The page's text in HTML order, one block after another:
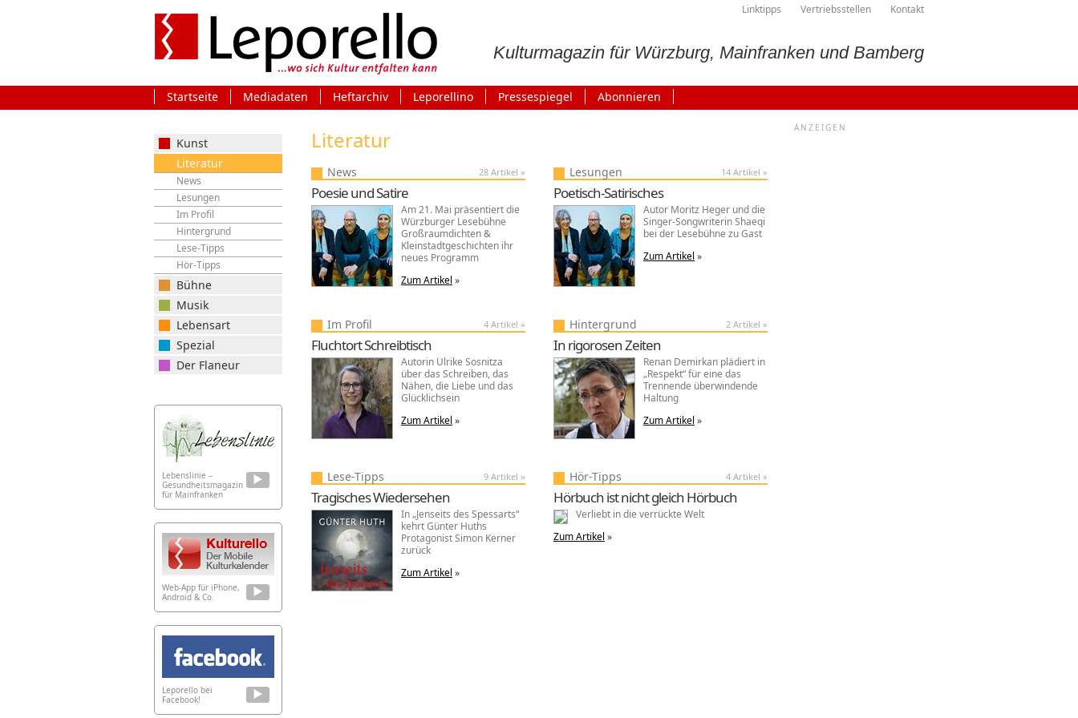
Kulturmagazin für Würzburg, Mainfranken und Bamberg
Linktipps Vertriebsstellen Kontakt
Startseite Mediadaten Heftarchiv Leporellino Pressespiegel Abonnieren
Kunst
Literatur
News
Lesungen
Im Profil
Hintergrund
Lese-Tipps
Hör-Tipps
Bühne
Musik
Lebensart
Spezial
Der Flaneur
Lebenslinie –
Gesundheitsmagazin
für Mainfranken
Web-App für iPhone,
Android & Co.
Leporello bei
Facebook!
Literatur
News 28 Artikel »
Poesie und Satire
Am 21. Mai präsentiert die
Würzburger Lesebühne
Großraumdichten &
Kleinstadtgeschichten ihr
neues Programm
Zum Artikel »
Lesungen 14 Artikel »
Poetisch-Satirisches
Autor Moritz Heger und die
Singer-Songwriterin Shaeqi
bei der Lesebühne zu Gast
Zum Artikel »
Im Profil 4 Artikel »
Fluchtort Schreibtisch
Autorin Ulrike Sosnitza
über das Schreiben, das
Nähen, die Liebe und das
Glücklichsein
Zum Artikel »
Hintergrund 2 Artikel »
In rigorosen Zeiten
Renan Demirkan plädiert in
„Respekt“ für eine das
Trennende überwindende
Haltung
Zum Artikel »
Lese-Tipps 9 Artikel »
Tragisches Wiedersehen
In „Jenseits des Spessarts“
kehrt Günter Huths
Protagonist Simon Kerner
zurück
Zum Artikel »
Hör-Tipps 4 Artikel »
Hörbuch ist nicht gleich Hörbuch
Verliebt in die verrückte Welt
Zum Artikel »
ANZEIGEN